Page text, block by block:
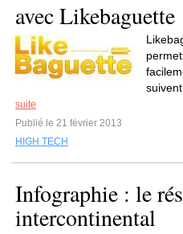
avec Likebaguette
suite
Publié le 21 février 2013
HIGH TECH
Infographie : le
intercontinental